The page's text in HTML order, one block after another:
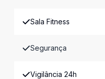
Sala Fitness
Segurança
Vigilância 24h